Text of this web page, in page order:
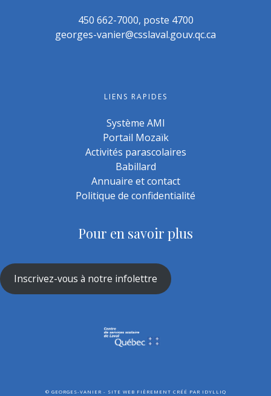
450 662-7000, poste 4700
georges-vanier@csslaval.gouv.qc.ca
LIENS RAPIDES
Système AMI
Portail Mozaïk
Activités parascolaires
Babillard
Annuaire et contact
Politique de confidentialité
Pour en savoir plus
Inscrivez-vous à notre infolettre
© GEORGES-VANIER - SITE WEB FIÈREMENT CRÉÉ PAR IDYLLIQ